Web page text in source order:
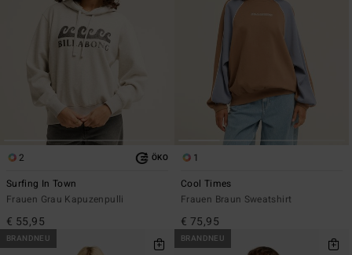
2 ÖKO
Surfing In Town
Frauen Grau Kapuzenpulli
€ 55,95
1
Cool Times
Frauen Braun Sweatshirt
€ 75,95
BRANDNEU BRANDNEU